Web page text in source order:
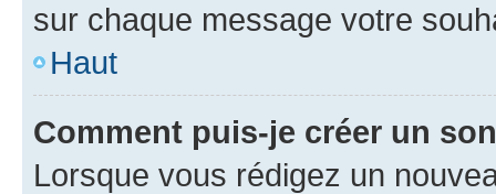
sur chaque message votre
Haut
Comment puis-je créer un
Lorsque vous rédigez un